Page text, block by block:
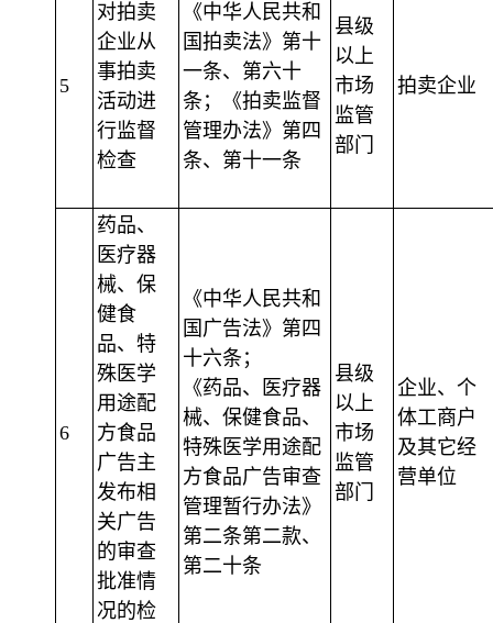
5
对拍卖
企业从
事拍卖
活动进
行监督
检查
《中华人民共和
国拍卖法》第十
一条、第六十
条；《拍卖监督
管理办法》第四
条、第十一条
县级
以上
市场
监管
部门
拍卖企业
6
药品、
医疗器
械、保
健食
品、特
殊医学
用途配
方食品
广告主
发布相
关广告
的审查
批准情
况的检
《中华人民共和
国广告法》第四
十六条；
《药品、医疗器
械、保健食品、
特殊医学用途配
方食品广告审查
管理暂行办法》
第二条第二款、
第二十条
县级
以上
市场
监管
部门
企业、个
体工商户
及其它经
营单位